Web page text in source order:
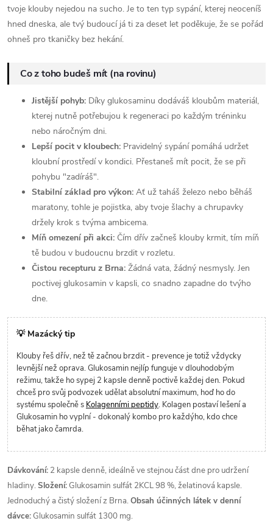
tvoje klouby nejedou na sucho. Je to ten typ sypání, kterej neoceníš
hned dneska, ale tvý budoucí já ti za deset let poděkuje, že se pořád
ohneš pro tkaničky bez hekání.
Co z toho budeš mít (na rovinu)
Jistější pohyb: Díky glukosaminu dodáváš kloubům materiál,
kterej nutně potřebujou k regeneraci po každým tréninku
nebo náročným dni.
Lepší pocit v kloubech: Pravidelný sypání pomáhá udržet
kloubní prostředí v kondici. Přestaneš mít pocit, že se při
pohybu "zadíráš".
Stabilní základ pro výkon: Ať už taháš železo nebo běháš
maratony, tohle je pojistka, aby tvoje šlachy a chrupavky
držely krok s tvýma ambicema.
Míň omezení při akci: Čím dřív začneš klouby krmit, tím míň
tě budou v budoucnu brzdit v rozletu.
Čistou recepturu z Brna: Žádná vata, žádný nesmysly. Jen
poctivej glukosamin v kapsli, co snadno zapadne do tvýho
dne.
💡 Mazácký tip
Klouby řeš dřív, než tě začnou brzdit - prevence je totiž vždycky
levnější než oprava. Glukosamin nejlíp funguje v dlouhodobým
režimu, takže ho sypej 2 kapsle denně poctivě každej den. Pokud
chceš pro svůj podvozek udělat absolutní maximum, hoď ho do
systému společně s Kolagenními peptidy. Kolagen postaví lešení a
Glukosamin ho vyplní - dokonalý kombo pro každýho, kdo chce
běhat jako čamrda.
Dávkování: 2 kapsle denně, ideálně ve stejnou část dne pro udržení
hladiny.Složení: Glukosamin sulfát 2KCL 98 %, želatinová kapsle.
Jednoduchý a čistý složení z Brna.Obsah účinných látek v denní
dávce: Glukosamin sulfát 1300 mg.